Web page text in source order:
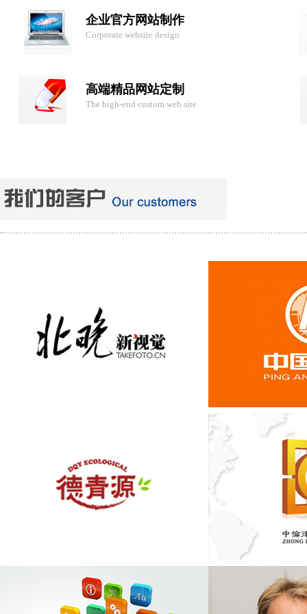
企业官方网站制作
Corporate website design
高端精品网站定制
The high-end custom web site